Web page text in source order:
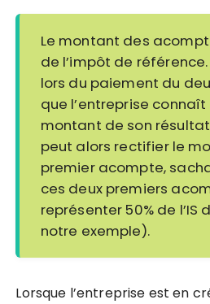
Le montant des
de l’impôt de
lors du paiement du
que l’entreprise
montant de son résultat
peut alors rectifier le
premier acompte,
ces deux premiers
représenter 50% de l’IS
notre exemple).
Lorsque l’entreprise est en